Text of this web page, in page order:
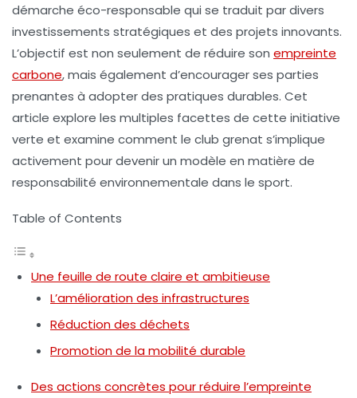
démarche éco-responsable qui se traduit par divers
investissements stratégiques et des projets innovants.
L’objectif est non seulement de réduire son empreinte
carbone, mais également d’encourager ses parties
prenantes à adopter des pratiques durables. Cet
article explore les multiples facettes de cette initiative
verte et examine comment le club grenat s’implique
activement pour devenir un modèle en matière de
responsabilité environnementale dans le sport.
Table of Contents
Une feuille de route claire et ambitieuse
L’amélioration des infrastructures
Réduction des déchets
Promotion de la mobilité durable
Des actions concrètes pour réduire l’empreinte